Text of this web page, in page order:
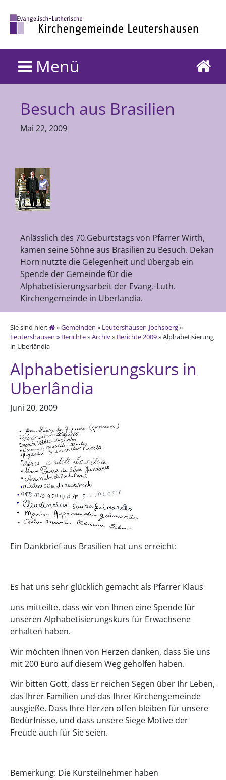
Menü
Besuch aus Brasilien
Mai 22, 2009
Anlässlich des 70.Geburtstags von Pfarrer Wirth,
kamen seine Söhne aus Brasilien zu Besuch. Dekan
Horn nutzte die Gelegenheit und übergab ein
Spende der Gemeinde für die
Alphabetisierungsarbeit der Evang.-Luth.
Kirchengemeinde in Uberlandia.
Sie sind hier: »Gemeinden » Leutershausen-Jochsberg»
Leutershausen » Berichte»Archiv» Berichte 2009» Alphabetisierung
in Uberlândia
Alphabetisierungskurs in
Uberlândia
Juni 20, 2009
Ein Dankbrief aus Brasilien hat uns erreicht:
Es hat uns sehr glücklich gemacht als Pfarrer Klaus
uns mitteilte, dass wir von Ihnen eine Spende für
unseren Alphabetisierungskurs für Erwachsene
erhalten haben.
Wir möchten Ihnen von Herzen danken, dass Sie uns
mit 200 Euro auf diesem Weg geholfen haben.
Wir bitten Gott, dass Er reichen Segen über Ihr Leben,
das Ihrer Familien und das Ihrer Kirchengemeinde
ausgieße. Dass Ihre Herzen offen bleiben für unsere
Bedürfnisse, und dass unsere Siege Motive der
Freude auch für Sie seien.
Bemerkung: Die Kursteilnehmer haben